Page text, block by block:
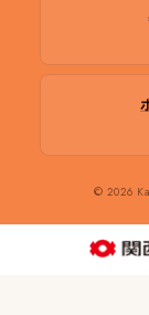
© 2026